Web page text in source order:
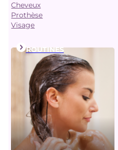
Cheveux
Prothèse
Visage
ROUTINES